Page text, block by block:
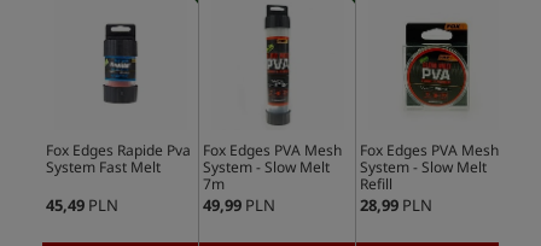
Fox Edges Rapide Pva
System Fast Melt
45,49 PLN
Fox Edges PVA Mesh
System - Slow Melt
7m
49,99 PLN
Fox Edges PVA Mesh
System - Slow Melt
Refill
28,99 PLN